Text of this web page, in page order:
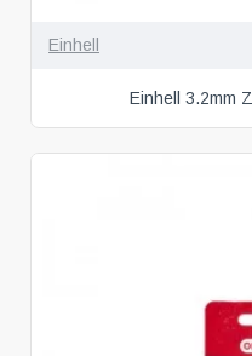
Einhell
Einhell 3.2mm